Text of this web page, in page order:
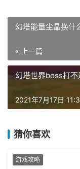
幻塔能量尘晶换什
« 上一篇
幻塔世界boss打
2021年7月17日
猜你喜欢
游戏攻略